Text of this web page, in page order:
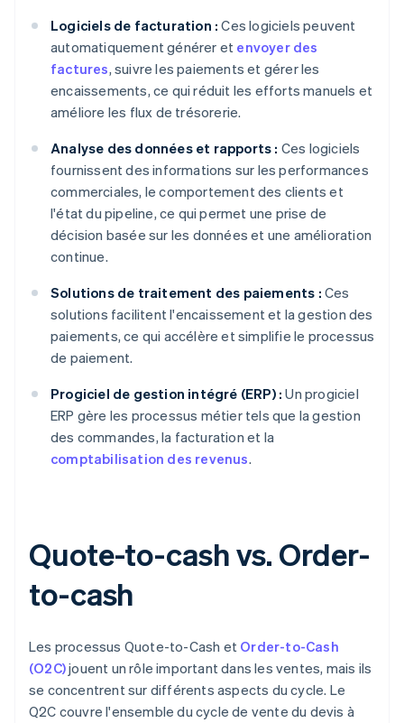
Logiciels de facturation : Ces logiciels peuvent
automatiquement générer et envoyer des
factures, suivre les paiements et gérer les
encaissements, ce qui réduit les efforts manuels et
améliore les flux de trésorerie.
Analyse des données et rapports : Ces logiciels
fournissent des informations sur les performances
commerciales, le comportement des clients et
l'état du pipeline, ce qui permet une prise de
décision basée sur les données et une amélioration
continue.
Solutions de traitement des paiements : Ces
solutions facilitent l'encaissement et la gestion des
paiements, ce qui accélère et simplifie le processus
de paiement.
Progiciel de gestion intégré (ERP) : Un progiciel
ERP gère les processus métier tels que la gestion
des commandes, la facturation et la
comptabilisation des revenus.
Quote-to-cash vs. Order-
to-cash
Les processus Quote-to-Cash et Order-to-Cash
(O2C)jouent un rôle important dans les ventes, mais ils
se concentrent sur différents aspects du cycle. Le
Q2C couvre l'ensemble du cycle de vente du devis à